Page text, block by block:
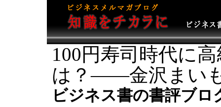
100円寿司時代に
は？――金沢まい
ビジネス書の書評ブ